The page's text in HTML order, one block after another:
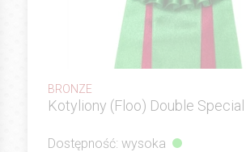
BRONZE
Kotyliony (Floo) Double Special
Dostępność: wysoka